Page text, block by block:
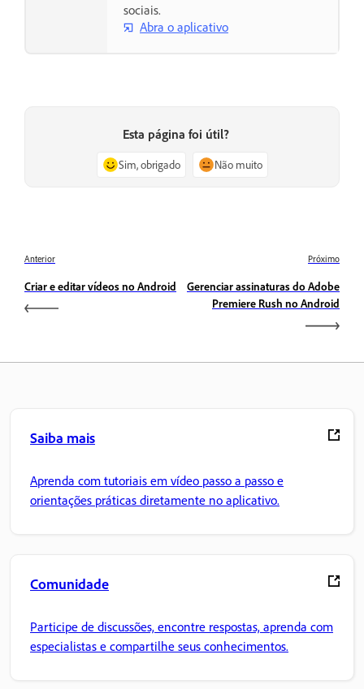
sociais.
Abra o aplicativo
Esta página foi útil?
Sim, obrigado Não muito
Anterior
Criar e editar vídeos no Android
Próximo
Gerenciar assinaturas do Adobe
Premiere Rush no Android
Saiba mais
Aprenda com tutoriais em vídeo passo a passo e
orientações práticas diretamente no aplicativo.
Comunidade
Participe de discussões, encontre respostas, aprenda com
especialistas e compartilhe seus conhecimentos.